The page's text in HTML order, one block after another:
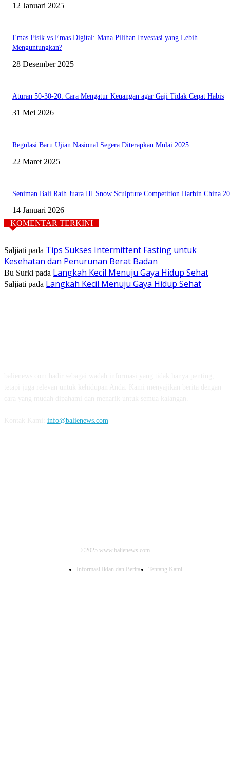
12 Januari 2025
Emas Fisik vs Emas Digital: Mana Pilihan Investasi yang Lebih
Menguntungkan?
28 Desember 2025
Aturan 50-30-20: Cara Mengatur Keuangan agar Gaji Tidak Cepat Habis
31 Mei 2026
Regulasi Baru Ujian Nasional Segera Diterapkan Mulai 2025
22 Maret 2025
Seniman Bali Raih Juara III Snow Sculpture Competition Harbin China
14 Januari 2026
KOMENTAR TERKINI
Saljiati pada Tips Sukses Intermittent Fasting untuk
Kesehatan dan Penurunan Berat Badan
Bu Surki pada Langkah Kecil Menuju Gaya Hidup Sehat
Saljiati pada Langkah Kecil Menuju Gaya Hidup Sehat
info@balienews.com
©2025 www.balienews.com
Informasi Iklan dan Berita Tentang Kami